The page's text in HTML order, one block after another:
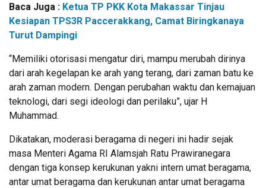
Baca Juga : Ketua TP PKK Kota Makassar Tinjau
Kesiapan TPS3R Paccerakkang, Camat Biringkanaya
Turut Dampingi
“Memiliki otorisasi mengatur diri, mampu merubah dirinya
dari arah kegelapan ke arah yang terang, dari zaman batu ke
arah zaman modern. Dengan perubahan waktu dan kemajuan
teknologi, dari segi ideologi dan perilaku”, ujar H
Muhammad.
Dikatakan, moderasi beragama di negeri ini hadir sejak
masa Menteri Agama RI Alamsjah Ratu Prawiranegara
dengan tiga konsep kerukunan yakni intern umat beragama,
antar umat beragama dan kerukunan antar umat beragama